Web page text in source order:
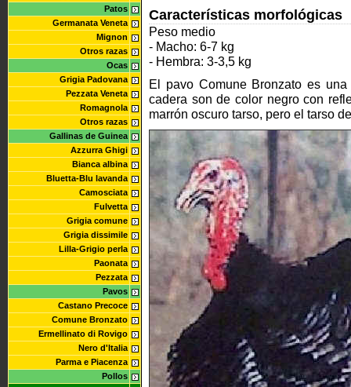
Patos
Germanata Veneta
Mignon
Otros razas
Ocas
Grigia Padovana
Pezzata Veneta
Romagnola
Otros razas
Gallinas de Guinea
Azzurra Ghigi
Bianca albina
Bluetta-Blu lavanda
Camosciata
Fulvetta
Grigia comune
Grigia dissimile
Lilla-Grigio perla
Paonata
Pezzata
Pavos
Castano Precoce
Comune Bronzato
Ermellinato di Rovigo
Nero d'Italia
Parma e Piacenza
Pollos
Características morfológicas
Peso medio
- Macho: 6-7 kg
- Hembra: 3-3,5 kg
El pavo Comune Bronzato es
cadera son de color negro con
marrón oscuro tarso, pero el tarso